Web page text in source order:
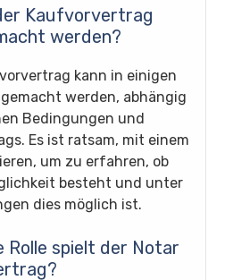
Kaufvorvertrag
werden?
kann in einigen
werden, abhängig
Bedingungen und
Es ist ratsam, mit einem
um zu erfahren, ob
besteht und unter
dies möglich ist.
Rolle spielt der Notar